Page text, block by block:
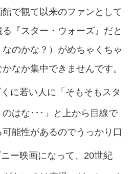
で観て以来のファンとして
『スター・ウォーズ』だと
のかな？）がめちゃくちゃ
なか集中できませんです。
に若い人に「そもそもスタ
はな･･･」と上から目線で
能性があるのでうっかり口
ー映画になって、20世紀